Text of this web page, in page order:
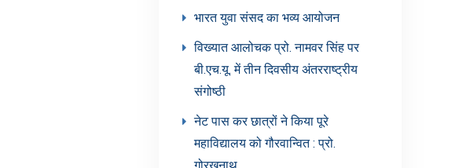
भारत युवा संसद का भव्य आयोजन
विख्यात आलोचक प्रो. नामवर सिंह पर
बी.एच.यू. में तीन दिवसीय अंतरराष्ट्रीय
संगोष्ठी
नेट पास कर छात्रों ने किया पूरे
महाविद्यालय को गौरवान्वित : प्रो.